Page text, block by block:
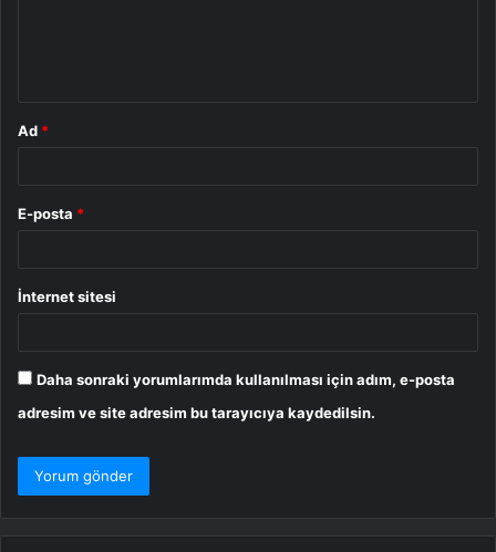
Ad *
E-posta *
İnternet sitesi
Daha sonraki yorumlarımda kullanılması için adım, e-posta
adresim ve site adresim bu tarayıcıya kaydedilsin.